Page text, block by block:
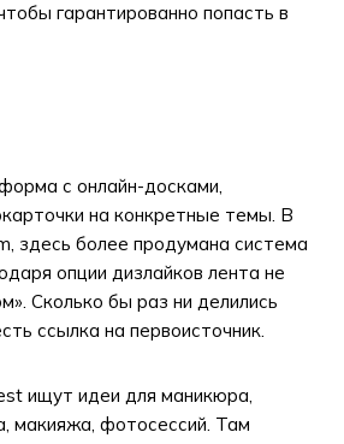
гарантированно попасть в
с онлайн-досками,
на конкретные темы. В
здесь более продумана система
опции дизлайков лента не
Сколько бы раз ни делились
ссылка на первоисточник.
ищут идеи для маникюра,
макияжа, фотосессий. Там